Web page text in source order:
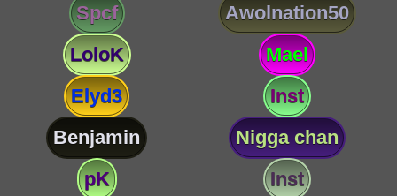
Spcf
Awolnation50
LoloK
Mael
Elyd3
Inst
Benjamin
Nigga chan
pK
Inst